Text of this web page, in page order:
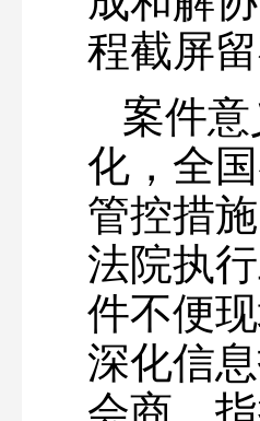
程截屏留
案件
化，全
管控措
法院执
件不便
深化信